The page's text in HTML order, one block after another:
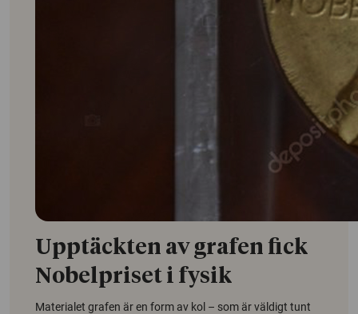
Upptäckten av grafen fick
Nobelpriset i fysik
Materialet grafen är en form av kol – som är väldigt tunt